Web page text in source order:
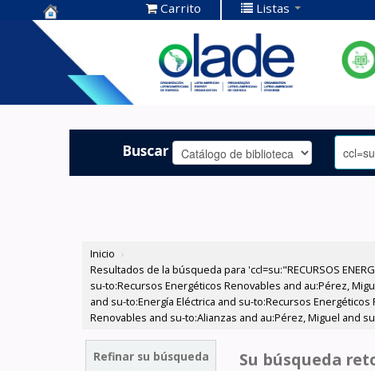
Centro de
Documentación
OLADE -
Carrito Listas
Buscar
Inicio ›
Resultados de la búsqueda para 'ccl=su:"RECURSOS
su-to:Recursos Energéticos Renovables and au:Pérez,
and su-to:Energía Eléctrica and su-to:Recursos
Renovables and su-to:Alianzas and au:Pérez, Miguel and
Refinar su búsqueda Su búsqueda